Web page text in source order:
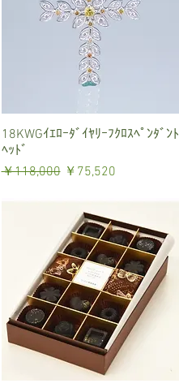
クイックビュー
18KWGｲｴﾛｰﾀﾞｲﾔﾘｰﾌｸﾛｽﾍﾟﾝﾀﾞﾝﾄ
ﾍｯﾄﾞ
通常価格
￥118,000 セール価格
￥75,520